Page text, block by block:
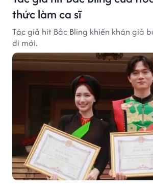
thức làm ca sĩ
Tác giả hit Bắc Bling khiến khán giả
đi mới.